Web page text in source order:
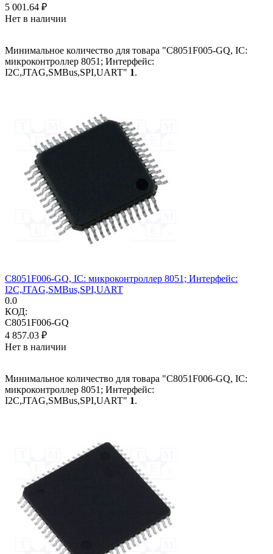
5 001.64 ₽
Нет в наличии
Минимальное количество для товара "C8051F005-GQ, IC:
микроконтроллер 8051; Интерфейс:
I2C,JTAG,SMBus,SPI,UART" 1.
C8051F006-GQ, IC: микроконтроллер 8051; Интерфейс:
I2C,JTAG,SMBus,SPI,UART
0.0
КОД:
C8051F006-GQ
4 857.03 ₽
Нет в наличии
Минимальное количество для товара "C8051F006-GQ, IC:
микроконтроллер 8051; Интерфейс:
I2C,JTAG,SMBus,SPI,UART" 1.